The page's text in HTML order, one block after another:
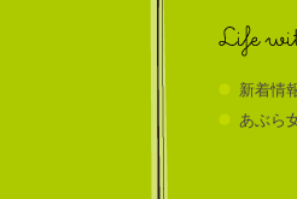
新着情
あぶら